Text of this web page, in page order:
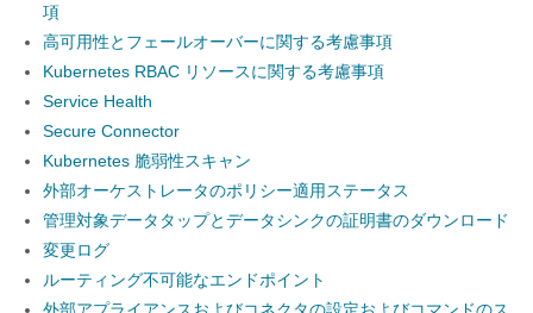
項
高可用性とフェールオーバーに関する考慮事項
Kubernetes RBAC リソースに関する考慮事項
Service Health
Secure Connector
Kubernetes 脆弱性スキャン
外部オーケストレータのポリシー適用ステータス
管理対象データタップとデータシンクの証明書のダウンロード
変更ログ
ルーティング不可能なエンドポイント